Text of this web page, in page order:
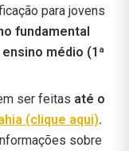
para jovens
fundamental
ensino médio (1ª
ser feitas até o
(clique aqui).
sobre